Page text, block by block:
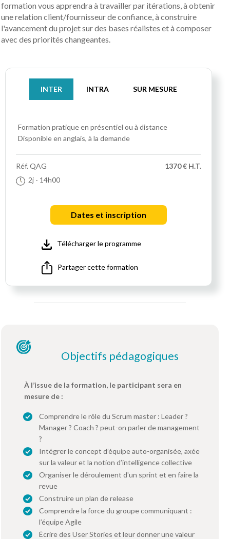
formation vous apprendra à travailler par itérations, à obtenir
une relation client/fournisseur de confiance, à construire
l'avancement du projet sur des bases réalistes et à composer
avec des priorités changeantes.
INTER INTRA SUR MESURE
Formation pratique en présentiel ou à distance
Disponible en anglais, à la demande
Réf.QAG
2j - 14h00
1370 € H.T.
Dates et inscription
Télécharger le programme
Partager cette formation
Objectifs pédagogiques
À l’issue de la formation, le participant sera en
mesure de :
Comprendre le rôle du Scrum master : Leader ?
Manager ? Coach ? peut-on parler de management
?
Intégrer le concept d’équipe auto-organisée, axée
sur la valeur et la notion d’intelligence collective
Organiser le déroulement d'un sprint et en faire la
revue
Construire un plan de release
Comprendre la force du groupe communiquant :
l’équipe Agile
Écrire des User Stories et leur donner une valeur